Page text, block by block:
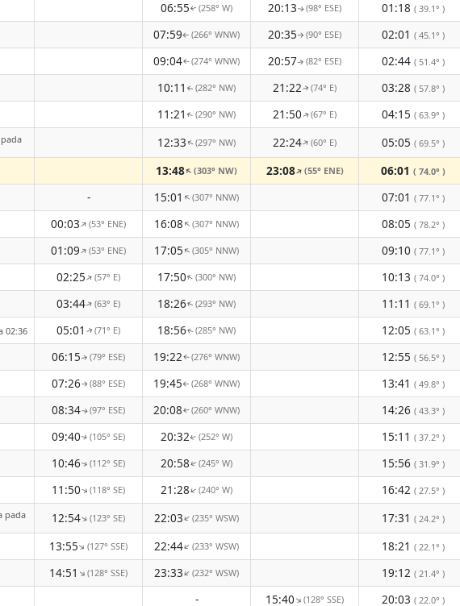
06:55↑(258° W) 20:13↑(98° ESE) 01:18 ( 39.1° )
07:59↑(266° WNW) 20:35↑ (90° ESE) 02:01 ( 45.1° )
09:04↑(274° WNW) 20:57↑(82° ESE) 02:44 ( 51.4° )
10:11 ↑(282° NW) 21:22↑(74° E) 03:28 ( 57.8° )
11:21 ↑(290° NW) 21:50↑(67° E) 04:15 ( 63.9° )
12:33↑(297° NW) 22:24↑(60° E) 05:05 ( 69.5° )
13:48↑(303° NW) 23:08↑(55° ENE) 06:01 ( 74.0° )
- 15:01↑(307° NNW) 07:01 ( 77.1° )
00:03↑(53° ENE) 16:08↑(307° NNW) 08:05 ( 78.2° )
01:09↑(53° ENE) 17:05↑(305° NNW) 09:10 ( 77.1° )
02:25↑(57° E) 17:50↑(300° NW) 10:13 ( 74.0° )
03:44↑(63° E) 18:26↑(293° NW) 11:11 ( 69.1° )
02:36 05:01 ↑(71° E) 18:56↑(285° NW) 12:05 ( 63.1° )
06:15↑(79° ESE) 19:22↑(276° WNW) 12:55 ( 56.5° )
07:26↑(88° ESE) 19:45↑(268° WNW) 13:41 ( 49.8° )
08:34↑(97° ESE) 20:08↑(260° WNW) 14:26 ( 43.3° )
09:40↑(105° SE) 20:32↑(252° W) 15:11 ( 37.2° )
10:46↑(112° SE) 20:58↑(245° W) 15:56 ( 31.9° )
11:50↑(118° SE) 21:28↑(240° W) 16:42 ( 27.5° )
pada 12:54↑(123° SE) 22:03↑(235° WSW) 17:31 ( 24.2° )
13:55↑(127° SSE) 22:44↑(233° WSW) 18:21 ( 22.1° )
14:51↑(128° SSE) 23:33↑(232° WSW) 19:12 ( 21.4° )
- 15:40↑(128° SSE) 20:03 ( 22.0° )